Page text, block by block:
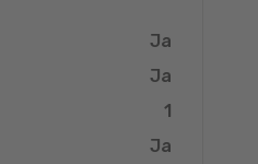
Ja
Ja
1
Ja